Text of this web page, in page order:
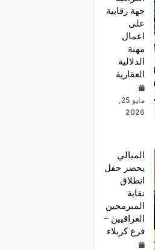
جهة رقابية
على
اعمال
مهنة
الدلالية
العقارية
مايو 25,
2026
الميالي
يحضر حفل
انطلاق
نقابة
المبرمجين
العراقيين –
فرع كربلاء